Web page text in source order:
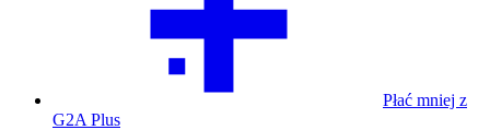
Płać mniej z
G2A Plus